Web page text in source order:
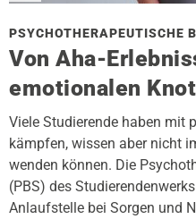
PSYCHOTHERAPEUTISCHE
Von Aha-
emotionalen
Viele Studierende haben mit
kämpfen, wissen aber nicht
wenden können. Die
(PBS) des
Anlaufstelle bei Sorgen und